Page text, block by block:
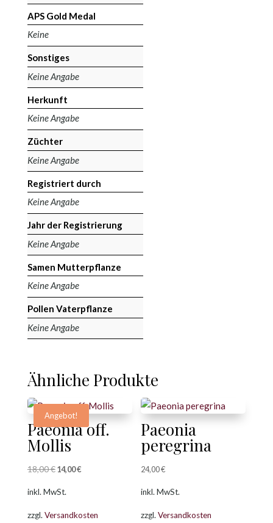
APS Gold Medal
Keine
Sonstiges
Keine Angabe
Herkunft
Keine Angabe
Züchter
Keine Angabe
Registriert durch
Keine Angabe
Jahr der Registrierung
Keine Angabe
Samen Mutterpflanze
Keine Angabe
Pollen Vaterpflanze
Keine Angabe
Ähnliche Produkte
Angebot!
Paeonia off.
Mollis
18,00€ Ursprünglicher
18,00 €
14,00€Aktueller
14,00 €.
inkl. MwSt.
zzgl. Versandkosten
Paeonia
peregrina
24,00€
inkl. MwSt.
zzgl.Versandkosten